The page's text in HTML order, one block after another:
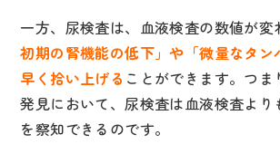
一方、尿検査は、血液検査の数値が変
初期の腎機能の低下」や「微量なタン
早く拾い上げる ことができます。つ
発見において、尿検査は血液検査より
を察知できるのです。